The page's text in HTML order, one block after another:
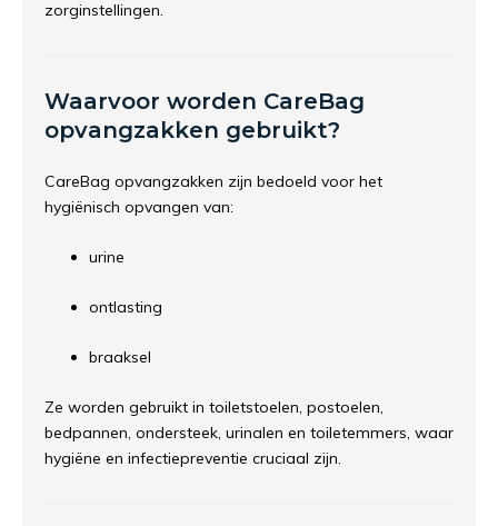
zorginstellingen.
Waarvoor worden CareBag
opvangzakken gebruikt?
CareBag opvangzakken zijn bedoeld voor het
hygiënisch opvangen van:
urine
ontlasting
braaksel
Ze worden gebruikt in toiletstoelen, postoelen,
bedpannen, ondersteek, urinalen en toiletemmers, waar
hygiëne en infectiepreventie cruciaal zijn.